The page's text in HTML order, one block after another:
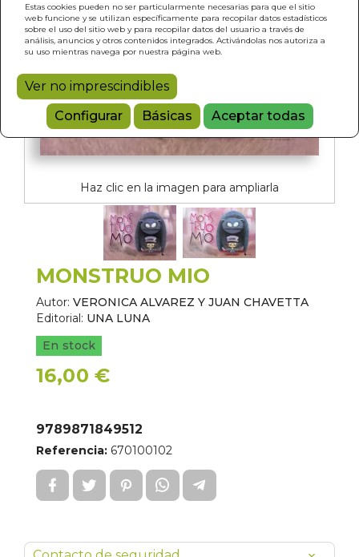
Estas cookies pueden no ser particularmente necesarias para que el sitio
web funcione y se utilizan específicamente para recopilar datos estadísticos
sobre el uso del sitio web y para recopilar datos del usuario a través de
análisis, anuncios y otros contenidos integrados. Activándolas nos autoriza a
su uso mientras navega por nuestra página web.
Ver no imprescindibles
Configurar
Básicas Aceptar todas
Haz clic en la imagen para ampliarla
MONSTRUO MIO
Autor: VERONICA ALVAREZ Y JUAN CHAVETTA
Editorial: UNA LUNA
En stock
16,00 €
9789871849512
Referencia: 670100102